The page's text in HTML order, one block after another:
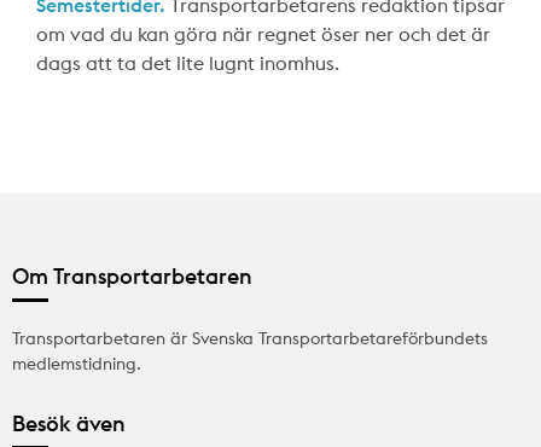
om vad du kan göra när regnet öser ner och det är
dags att ta det lite lugnt inomhus.
Om Transportarbetaren
Transportarbetaren är Svenska Transportarbetareförbundets
medlemstidning.
Besök även